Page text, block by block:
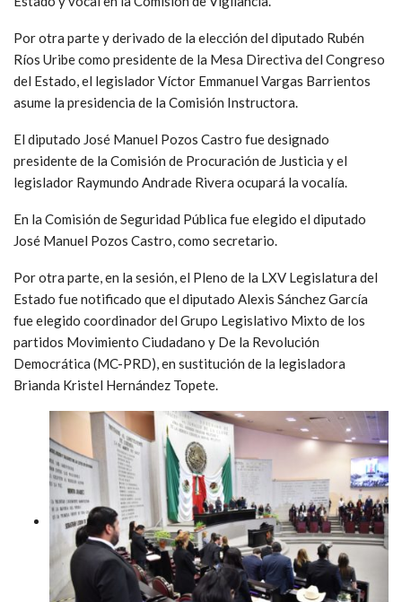
Por otra parte y derivado de la elección del diputado Rubén
Ríos Uribe como presidente de la Mesa Directiva del Congreso
del Estado, el legislador Víctor Emmanuel Vargas Barrientos
asume la presidencia de la Comisión Instructora.
El diputado José Manuel Pozos Castro fue designado
presidente de la Comisión de Procuración de Justicia y el
legislador Raymundo Andrade Rivera ocupará la vocalía.
En la Comisión de Seguridad Pública fue elegido el diputado
José Manuel Pozos Castro, como secretario.
Por otra parte, en la sesión, el Pleno de la LXV Legislatura del
Estado fue notificado que el diputado Alexis Sánchez García
fue elegido coordinador del Grupo Legislativo Mixto de los
partidos Movimiento Ciudadano y De la Revolución
Democrática (MC-PRD), en sustitución de la legisladora
Brianda Kristel Hernández Topete.